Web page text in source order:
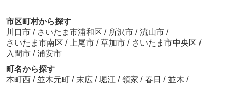
市区町村から探す
川口市 / さいたま市浦和区 / 所沢市 / 流山市 /
さいたま市南区 / 上尾市 / 草加市 / さいたま市中央区 /
入間市 / 浦安市
町名から探す
本町西 / 並木元町 / 末広 / 堀江 / 領家 / 春日 / 並木 /